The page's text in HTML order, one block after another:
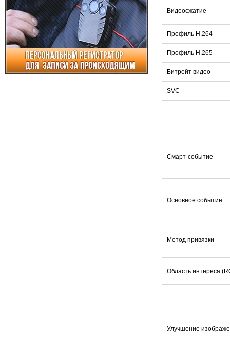
Видеосжатие
Профиль H.264
Профиль H.265
Битрейт видео
SVC
Смарт-событие
Основное событие
Метод привязки
Область интереса
Улучшение